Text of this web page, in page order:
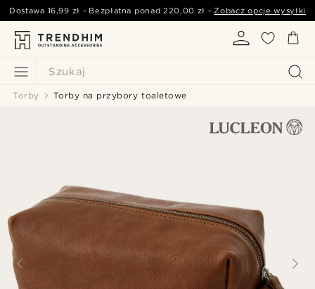
Szukaj
Dostawa 16,99 zł - Bezpłatna ponad220,00 zł -Zobacz opcje wysyłki
Torby Torby na przybory toaletowe